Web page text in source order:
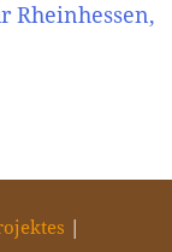
Rheinhessen,